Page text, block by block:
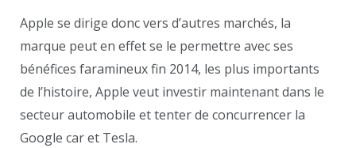
Apple se dirige donc vers d’autres marchés, la
marque peut en effet se le permettre avec ses
bénéfices faramineux fin 2014, les plus importants
de l’histoire, Apple veut investir maintenant dans le
secteur automobile et tenter de concurrencer la
Google car et Tesla.